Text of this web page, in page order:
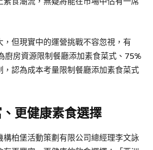
但現實中的運營挑戰不容忽視，有
廚房資源限制餐廳添加素食菜式、75%
，認為成本考量限制餐廳添加素食菜式
更健康素食選擇
構柏堡活動策劃有限公司總經理李文詠